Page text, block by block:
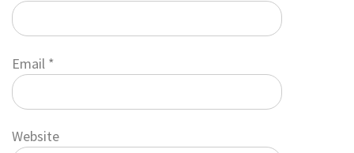
Email *
Website